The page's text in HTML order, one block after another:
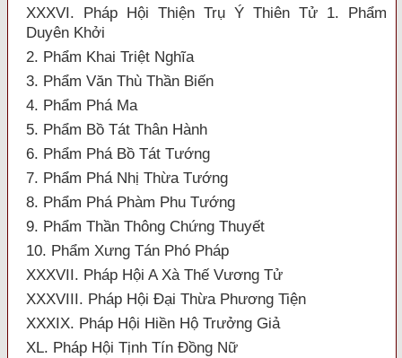
XXXVI. Pháp Hội Thiện Trụ Ý Thiên Tử 1. Phẩm
Duyên Khởi
2. Phẩm Khai Triệt Nghĩa
3. Phẩm Văn Thù Thần Biến
4. Phẩm Phá Ma
5. Phẩm Bồ Tát Thân Hành
6. Phẩm Phá Bồ Tát Tướng
7. Phẩm Phá Nhị Thừa Tướng
8. Phẩm Phá Phàm Phu Tướng
9. Phẩm Thần Thông Chứng Thuyết
10. Phẩm Xưng Tán Phó Pháp
XXXVII. Pháp Hội A Xà Thế Vương Tử
XXXVIII. Pháp Hội Đại Thừa Phương Tiện
XXXIX. Pháp Hội Hiền Hộ Trưởng Giả
XL. Pháp Hội Tịnh Tín Đồng Nữ